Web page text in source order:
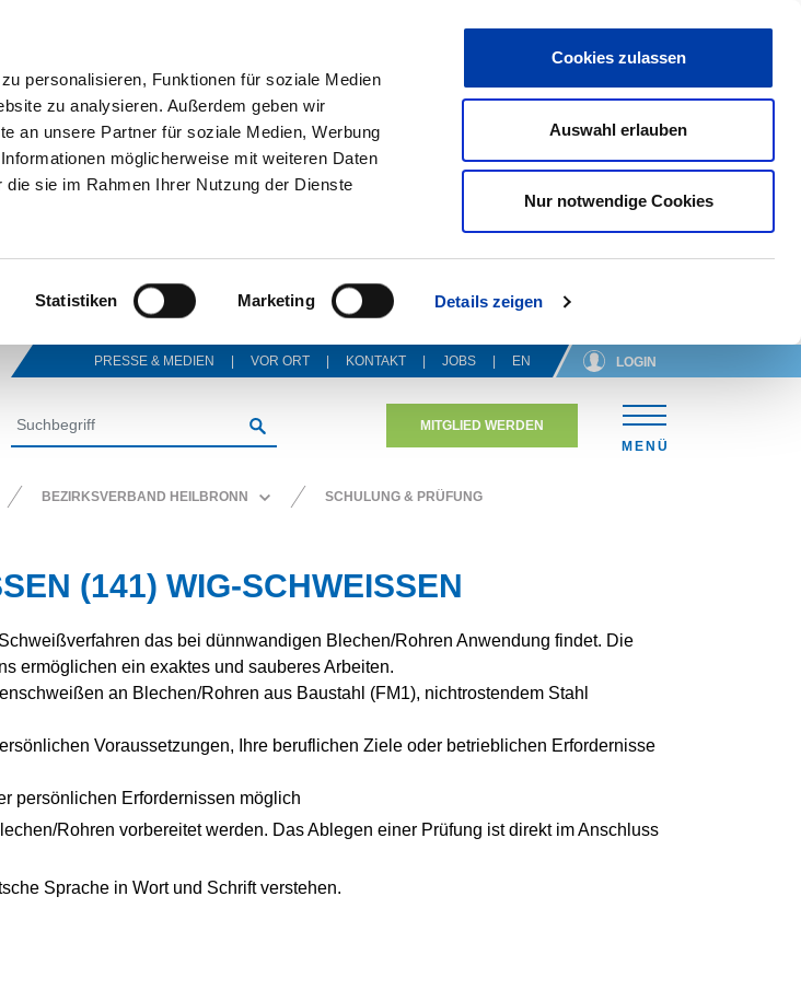
personalisieren, Funktionen für soziale Medien
zu analysieren. Außerdem geben wir
an unsere Partner für soziale Medien, Werbung
möglicherweise mit weiteren Daten
sie im Rahmen Ihrer Nutzung der Dienste
Statistiken Marketing Details zeigen
Cookies zulassen
Auswahl erlauben
Nur notwendige Cookies
PRESSE & MEDIEN VOR ORT KONTAKT JOBS EN LOGIN
SUCHEN
MITGLIED WERDEN
MENÜ
BEZIRKSVERBAND HEILBRONN
SCHULUNG & PRÜFUNG
(141) WIG-SCHWEISSEN
das bei dünnwandigen Blechen/Rohren Anwendung findet. Die
ermöglichen ein exaktes und sauberes Arbeiten.
an Blechen/Rohren aus Baustahl (FM1), nichtrostendem Stahl
Voraussetzungen, Ihre beruflichen Ziele oder betrieblichen Erfordernisse
persönlichen Erfordernissen möglich
Rohren vorbereitet werden. Das Ablegen einer Prüfung ist direkt im Anschluss
Sprache in Wort und Schrift verstehen.